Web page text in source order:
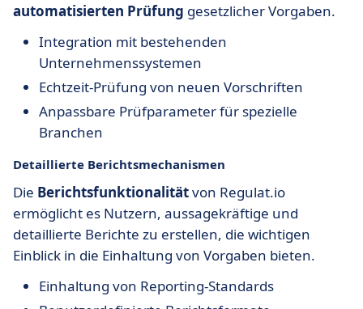
automatisierten Prüfung gesetzlicher Vorgaben.
Integration mit bestehenden
Unternehmenssystemen
Echtzeit-Prüfung von neuen Vorschriften
Anpassbare Prüfparameter für spezielle
Branchen
Detaillierte Berichtsmechanismen
Die Berichtsfunktionalitätvon Regulat.io
ermöglicht es Nutzern, aussagekräftige und
detaillierte Berichte zu erstellen, die wichtigen
Einblick in die Einhaltung von Vorgaben bieten.
Einhaltung von Reporting-Standards